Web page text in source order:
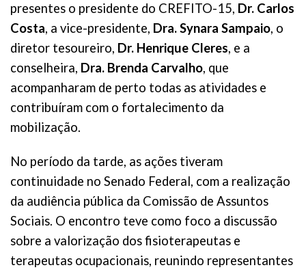
presentes o presidente do CREFITO-15, Dr. Carlos
Costa, a vice-presidente, Dra. Synara Sampaio, o
diretor tesoureiro, Dr. Henrique Cleres, e a
conselheira, Dra. Brenda Carvalho, que
acompanharam de perto todas as atividades e
contribuíram com o fortalecimento da
mobilização.
No período da tarde, as ações tiveram
continuidade no Senado Federal, com a realização
da audiência pública da Comissão de Assuntos
Sociais. O encontro teve como foco a discussão
sobre a valorização dos fisioterapeutas e
terapeutas ocupacionais, reunindo representantes